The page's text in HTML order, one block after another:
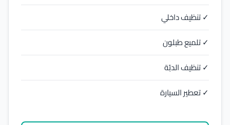
✓ تنظيف داخلي
✓ تلميع طبلون
✓ تنظيف الدبّة
✓ تعطير السيارة